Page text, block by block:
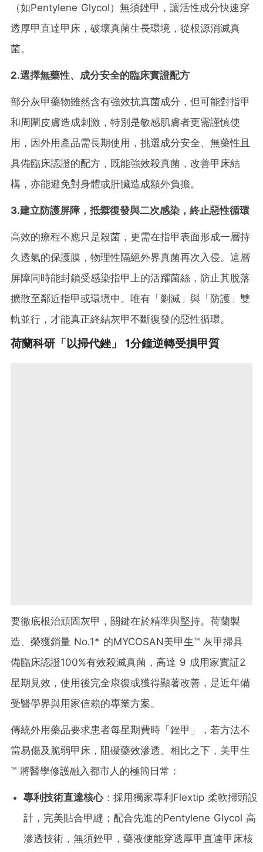
（如Pentylene Glycol）無須銼甲，讓活性成分快速穿
透厚甲直達甲床，破壞真菌生長環境，從根源消滅真
菌。
2.選擇無藥性、成分安全的臨床實證配方
部分灰甲藥物雖然含有強效抗真菌成分，但可能對指甲
和周圍皮膚造成刺激，特別是敏感肌膚者更需謹慎使
用，因外用產品需長期使用，挑選成分安全、無藥性且
具備臨床認證的配方，既能強效殺真菌，改善甲床結
構，亦能避免對身體或肝臟造成額外負擔。
3.建立防護屏障，抵禦復發與二次感染，終止惡性循環
高效的療程不應只是殺菌，更需在指甲表面形成一層持
久透氣的保護膜，物理性隔絕外界真菌再次入侵。這層
屏障同時能封鎖受感染指甲上的活躍菌絲，防止其脫落
擴散至鄰近指甲或環境中。唯有「剿滅」與「防護」雙
軌並行，才能真正終結灰甲不斷復發的惡性循環。
荷蘭科研「以掃代銼」 1分鐘逆轉受損甲質
要徹底根治頑固灰甲，關鍵在於精準與堅持。荷蘭製
造、榮獲銷量 No.1* 的MYCOSAN美甲生™ 灰甲掃具
備臨床認證100%有效殺滅真菌，高達 9 成用家實証2
星期見效，使用後完全康復或獲得顯著改善，是近年備
受醫學界與用家信賴的專業方案。
傳統外用藥品要求患者每星期費時「銼甲」，若方法不
當易傷及脆弱甲床，阻礙藥效滲透。相比之下，美甲生
™ 將醫學修護融入都市人的極簡日常：
專利技術直達核心：採用獨家專利Flextip 柔軟掃頭設
計，完美貼合甲縫；配合先進的Pentylene Glycol 高
滲透技術，無須銼甲，藥液便能穿透厚甲直達甲床核